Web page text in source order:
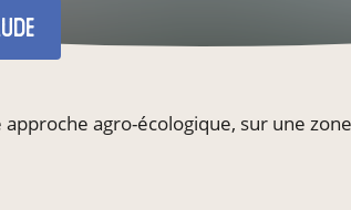
agro-écologique, sur une